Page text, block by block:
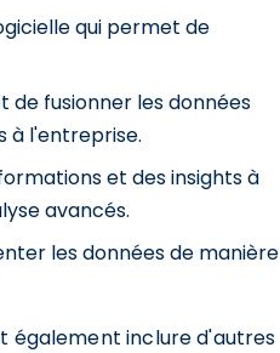
qui permet de
fusionner les données
à l'entreprise.
et des insights à
avancés.
les données de manière
également inclure d'autres